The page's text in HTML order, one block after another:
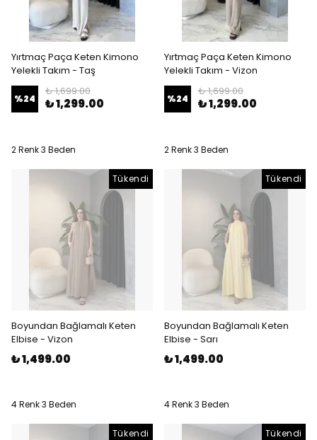
Yırtmaç Paça Keten Kimono
Yelekli Takım - Taş
%24
₺ 1,699.00
₺ 1,299.00
2 Renk 3 Beden
Yırtmaç Paça Keten Kimono
Yelekli Takım - Vizon
%24
₺ 1,699.00
₺ 1,299.00
2 Renk 3 Beden
Tükendi
Boyundan Bağlamalı Keten
Elbise - Vizon
₺ 1,499.00
4 Renk 3 Beden
Tükendi
Boyundan Bağlamalı Keten
Elbise - Sarı
₺ 1,499.00
4 Renk 3 Beden
Tükendi Tükendi